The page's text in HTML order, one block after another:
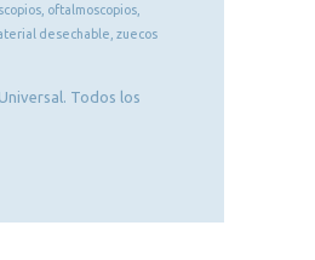
oftalmoscopios,
desechable, zuecos
Todos los